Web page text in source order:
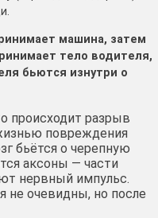
машина, затем
тело водителя,
бьются изнутри о
происходит разрыв
повреждения
бьётся о черепную
аксоны — части
нервный импульс.
не очевидны, но после